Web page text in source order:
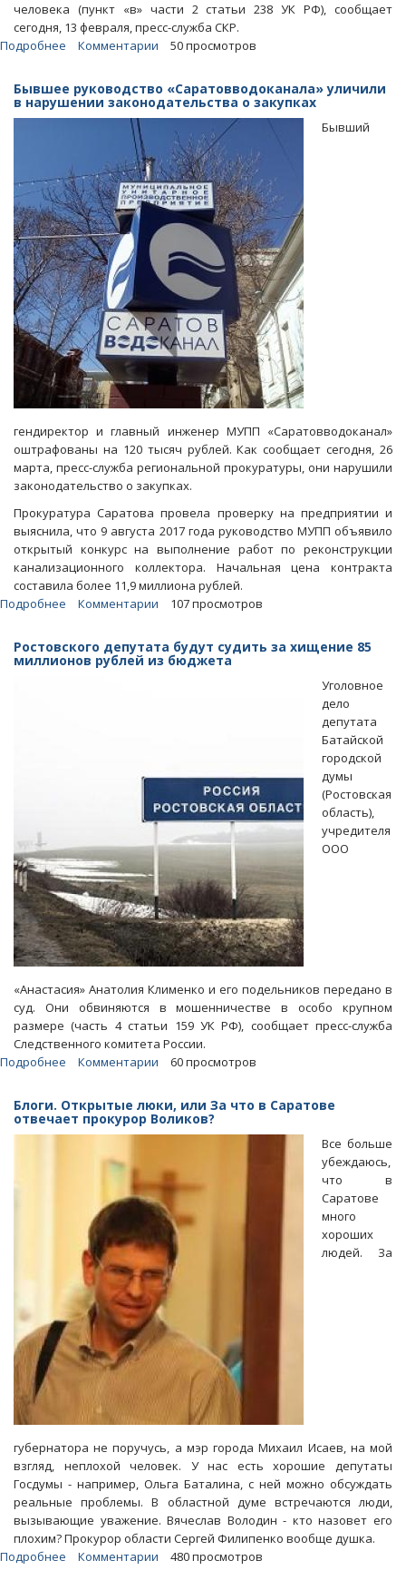
человека (пункт «в» части 2 статьи 238 УК РФ), сообщает
сегодня, 13 февраля, пресс-служба СКР.
Подробнее
В
гибели
гендиректора
и
мастера
двух
УК
Комментарии 50 просмотров
Бывшее руководство «Саратовводоканала» уличили
в нарушении законодательства о закупках
Бывший
гендиректор и главный инженер МУПП «Саратовводоканал»
оштрафованы на 120 тысяч рублей. Как сообщает сегодня, 26
марта, пресс-служба региональной прокуратуры, они нарушили
законодательство о закупках.
Прокуратура Саратова провела проверку на предприятии и
выяснила, что 9 августа 2017 года руководство МУПП объявило
открытый конкурс на выполнение работ по реконструкции
канализационного коллектора. Начальная цена контракта
составила более 11,9 миллиона рублей.
Подробнее
«Саратовводоканала»
Комментарии 107 просмотров
Ростовского депутата будут судить за хищение 85
миллионов рублей из бюджета
Уголовное
дело
депутата
Батайской
городской
думы
(Ростовская
область),
учредителя
ООО
«Анастасия» Анатолия Клименко и его подельников передано в
суд. Они обвиняются в мошенничестве в особо крупном
размере (часть 4 статьи 159 УК РФ), сообщает пресс-служба
Следственного комитета России.
Подробнее
депутата
будут
судить
хищение
миллионов
рублей
бюджета
Комментарии 60 просмотров
Блоги. Открытые люки, или За что в Саратове
отвечает прокурор Воликов?
Все больше
убеждаюсь,
что в
Саратове
много
хороших
людей. За
губернатора не поручусь, а мэр города Михаил Исаев, на мой
взгляд, неплохой человек. У нас есть хорошие депутаты
Госдумы - например, Ольга Баталина, с ней можно обсуждать
реальные проблемы. В областной думе встречаются люди,
вызывающие уважение. Вячеслав Володин - кто назовет его
плохим? Прокурор области Сергей Филипенко вообще душка.
Подробнее
Комментарии 480 просмотров